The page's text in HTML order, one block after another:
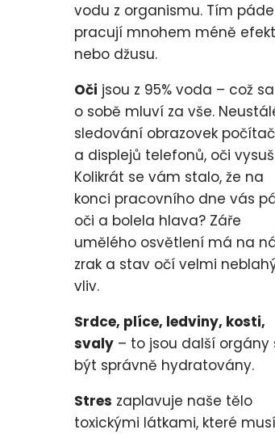
vodu z organismu. Tím
pracují mnohem méně
nebo džusu.
Oči jsou z 95% voda – což
o sobě mluví za vše.
sledování obrazovek
a displejů telefonů, oči
Kolikrát se vám stalo, že na
konci pracovního dne vás
oči a bolela hlava? Záře
umělého osvětlení má na
zrak a stav očí velmi
vliv.
Srdce, plíce, ledviny, kosti,
svaly – to jsou další
být správně hydratovány.
Stres zaplavuje naše tělo
toxickými látkami, které